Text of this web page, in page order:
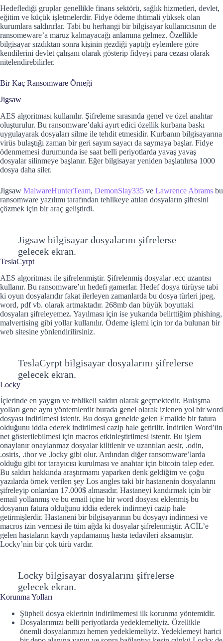
Hedeflediği gruplar genellikle finans sektörü, sağlık hizmetleri, devlet,
eğitim ve küçük işletmelerdir. Fidye ödeme ihtimali yüksek olan
kurumlara saldırırlar. Tabi bu herhangi bir bilgisayar kullanıcısının de
ransomeware’a maruz kalmayacağı anlamına gelmez. Özellikle
bilgisayar sızdıktan sonra kişinin gezdiği yaptığı eylemlere göre
kendilerini devlet çalışanı olarak gösterip fidyeyi para cezası olarak
nitelendirebilirler.
Bir Kaç Ransomware Örneği
Jigsaw
AES algoritması kullanılır. Şifreleme sırasında genel ve özel anahtar
oluşturulur. Bu ransomware’daki ayırt edici özellik kurbana baskı
uygulayarak dosyaları silme ile tehdit etmesidir. Kurbanın bilgisayarına
virüs bulaştığı zaman bir geri sayım sayacı da saymaya başlar. Fidye
ödenmemesi durumunda ise saat belli periyotlarda yavaş yavaş
dosyalar silinmeye başlanır. Eğer bilgisayar yeniden başlatılırsa 1000
dosya daha siler.
Jigsaw MalwareHunterTeam, DemonSlay335 ve Lawrence Abrams bu
ransomware yazılımı tarafından tehlikeye atılan dosyaların şifresini
çözmek için bir araç geliştirdi.
Jigsaw bilgisayar dosyalarını şifrelerse
gelecek ekran.
TeslaCyrpt
AES algoritması ile şifrelenmiştir. Şifrelenmiş dosyalar .ecc uzantısı
kullanır. Bu ransomware’ın hedefi gamerlar. Hedef dosya türüyse tabi
ki oyun dosyalarıdır fakat ilerleyen zamanlarda bu dosya türleri jpeg,
word, pdf vb. olarak artmaktadır. 268mb dan büyük boyuttaki
dosyaları şifreleyemez. Yayılması için ise yukarıda belirttiğim phishing,
malvertising gibi yollar kullanılır. Ödeme işlemi için tor da bulunan bir
web sitesine yönlendirilirsiniz.
TeslaCyrpt bilgisayar dosyalarını şifrelerse
gelecek ekran.
Locky
İçlerinde en yaygın ve tehlikeli saldırı olarak geçmektedir. Bulaşma
yolları gene aynı yöntemlerdir burada genel olarak izlenen yol bir word
dosyası indirilmesi istenir. Bu dosya genelde gelen Emailde bir fatura
olduğunu iddia ederek indirilmesi cazip hale getirilir. İndirilen Word’ün
net gösterilebilmesi için macros etkinleştirilmesi istenir. Bu işlem
onaylanır onaylanmaz dosyalar kilitlenir ve uzantıları aesir, .odin,
.osiris, .thor ve .locky gibi olur. Ardından diğer ransomware’larda
olduğu gibi tor tarayıcısı kurulması ve anahtar için bitcoin talep eder.
Bu saldırı hakkında araştırmamı yaparken denk geldiğim ve çoğu
yazılarda örnek verilen şey Los angles taki bir hastanenin dosyalarını
şifreleyip onlardan 17.000$ almasıdır. Hastaneyi kandırmak için bir
email yollanmış ve bu email içine bir word dosyası eklenmiş bu
dosyanın fatura olduğunu iddia ederek indirmeyi cazip hale
getirmişlerdir. Hastaneni bir bilgisayarının bu dosyayı indirmesi ve
macros izin vermesi ile tüm ağda ki dosyalar şifrelenmiştir. ACİL’e
gelen hastaların kaydı yapılamamış hasta tedavileri aksamıştır.
Locky’nin bir çok türü vardır.
Locky bilgisayar dosyalarını şifrelerse
gelecek ekran.
Korunma Yolları
Şüpheli dosya eklerinin indirilmemesi ilk korunma yöntemidir.
Dosyalarımızı belli periyotlarda yedeklemeliyiz. Özellikle
önemli dosyalarımızı hemen yedeklemeliyiz. Yedeklemeyi harici